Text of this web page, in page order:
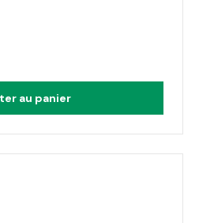
au panier